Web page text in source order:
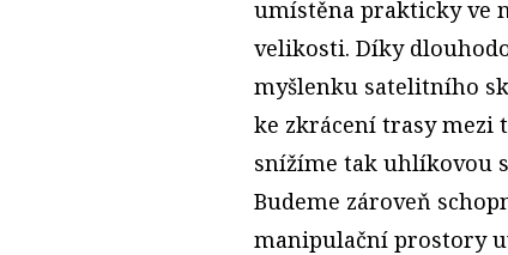
umístěna prakticky ve
velikosti. Díky
myšlenku satelitního
ke zkrácení trasy mezi
snížíme tak uhlíkovou
Budeme zároveň
manipulační prostory